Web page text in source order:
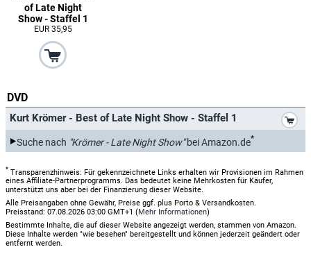
of Late Night
Show - Staffel 1
EUR 35,95
DVD
Kurt Krömer - Best of Late Night Show - Staffel 1
Suche nach "Krömer - Late Night Show"bei Amazon.de*
* Transparenzhinweis: Für gekennzeichnete Links erhalten wir Provisionen im Rahmen
eines Affiliate-Partnerprogramms. Das bedeutet keine Mehrkosten für Käufer,
unterstützt uns aber bei der Finanzierung dieser Website.
Alle Preisangaben ohne Gewähr, Preise ggf. plus Porto & Versandkosten.
Preisstand: 07.08.2026 03:00 GMT+1 (Mehr Informationen)
Bestimmte Inhalte, die auf dieser Website angezeigt werden, stammen von Amazon.
Diese Inhalte werden "wie besehen" bereitgestellt und können jederzeit geändert oder
entfernt werden.